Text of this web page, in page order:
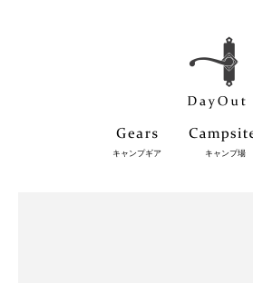
キャンプギア キャンプ場